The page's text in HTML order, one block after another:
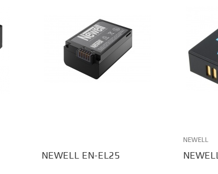
NEWELL EN-EL25
NEWELL